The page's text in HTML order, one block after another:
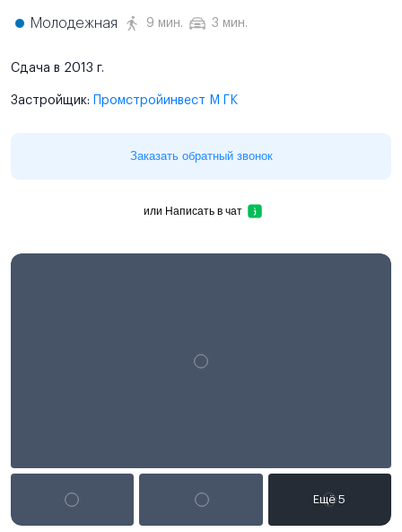
Молодежная 9 мин. 3 мин.
Сдача в 2013 г.
Застройщик: Промстройинвест М ГК
Заказать обратный звонок
или Написать в чат